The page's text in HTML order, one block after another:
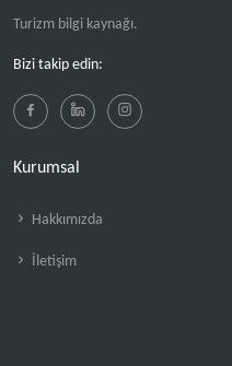
Turizm bilgi kaynağı.
Bizi takip edin:
Kurumsal
Hakkımızda
İletişim